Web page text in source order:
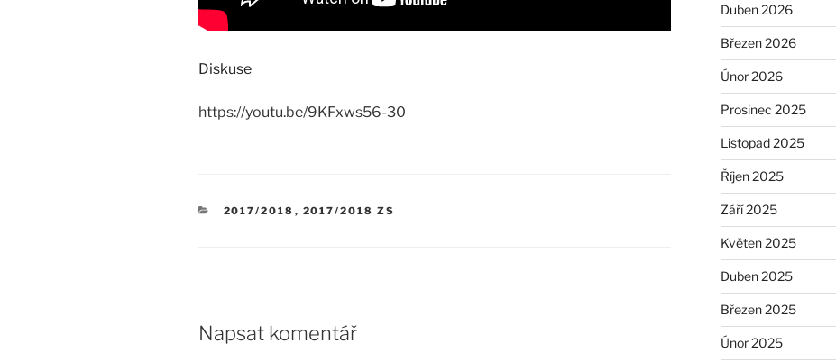
Diskuse
https://youtu.be/9KFxws56-30
RUBRIKY
2017/2018 , 2017/2018 ZS
Napsat komentář
Duben 2026
Březen 2026
Únor 2026
Prosinec 2025
Listopad 2025
Říjen 2025
Září 2025
Květen 2025
Duben 2025
Březen 2025
Únor 2025